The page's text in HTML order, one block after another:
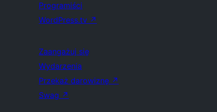
Programiści
WordPress.tv ↗
Zaangażuj się
Wydarzenia
Przekaż darowiznę ↗
Swag ↗